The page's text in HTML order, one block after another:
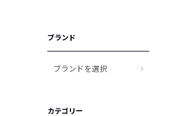
セール
ブランド
ブランドを選択
カテゴリー